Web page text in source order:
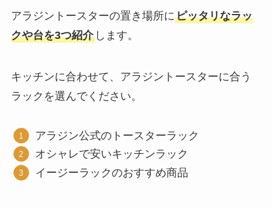
アラジントースターの置き場所にピッタリなラッ
クや台を3つ紹介します。
キッチンに合わせて、アラジントースターに合う
ラックを選んでください。
アラジン公式のトースターラック
オシャレで安いキッチンラック
イージーラックのおすすめ商品